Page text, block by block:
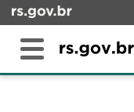
para
Alterna